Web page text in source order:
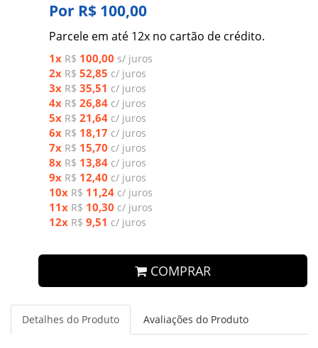
Por R$ 100,00
Parcele em até 12x no cartão de crédito.
1x R$ 100,00 s/ juros
2x R$ 52,85 c/ juros
3x R$ 35,51 c/ juros
4x R$ 26,84 c/ juros
5x R$ 21,64 c/ juros
6x R$ 18,17 c/ juros
7x R$ 15,70 c/ juros
8x R$ 13,84 c/ juros
9x R$ 12,40 c/ juros
10x R$ 11,24 c/ juros
11x R$ 10,30 c/ juros
12x R$ 9,51 c/ juros
COMPRAR
Detalhes do Produto Avaliações do Produto